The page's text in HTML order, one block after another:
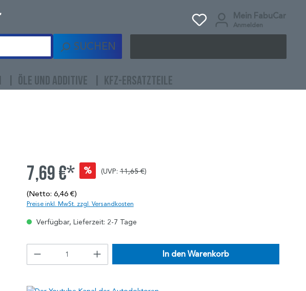
Mein FabuCar
Anmelden
SUCHEN
ÖLE UND ADDITIVE KFZ-ERSATZTEILE
7,69 €* % (UVP:11,65 €)
(Netto: 6,46 €)
Preise inkl. MwSt. zzgl. Versandkosten
Verfügbar, Lieferzeit: 2-7 Tage
In den Warenkorb